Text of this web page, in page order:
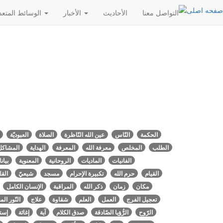
الأحادیث التواصل معنا
العبوديّة الصلاة عين الله النّاظرة النّاس
الحكمة
الهداية المعرفة معرفة الله المخلص
الطلب
المعنوية الروحانية الماديات
الفانيات
شيعيّ مسجد تكبيرة الإحرام حرم الله
القيام
الإنسان الكامل المراقبة ذكر الله زمان
مكان
النّور علاج شقاوة العلم العمل
تعجيل الفرج
إغاثة آية صدق الكلام الرُّؤيا الصّادقة
الرّوح